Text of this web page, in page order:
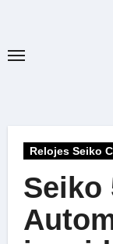
contenido
Relojes Seiko
Seiko